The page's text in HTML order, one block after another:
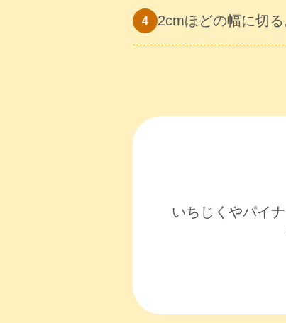
2cmほどの幅に切る
いちじくやパイ